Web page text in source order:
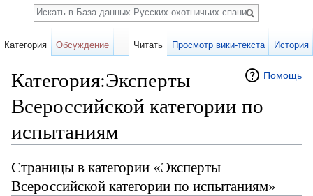
Помощь
Категория:Эксперты
Всероссийской категории по
испытаниям
Страницы в категории «Эксперты
Всероссийской категории по испытаниям»
Категория Обсуждение Читать Просмотр вики-текста История
Поиск